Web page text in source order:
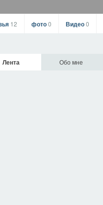
12 фото0 Видео0
Лента Обо мне